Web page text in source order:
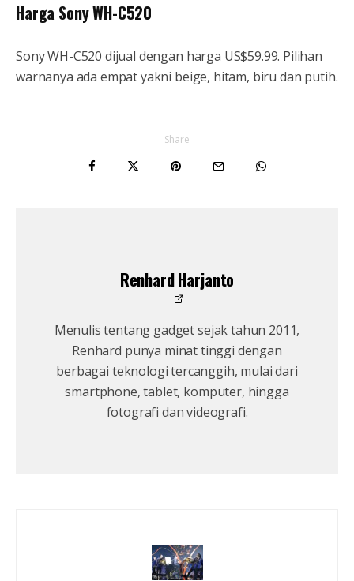
Harga Sony WH-C520
Sony WH-C520 dijual dengan harga US$59.99. Pilihan
warnanya ada empat yakni beige, hitam, biru dan putih.
Share
Renhard Harjanto
Menulis tentang gadget sejak tahun 2011,
Renhard punya minat tinggi dengan
berbagai teknologi tercanggih, mulai dari
smartphone, tablet, komputer, hingga
fotografi dan videografi.